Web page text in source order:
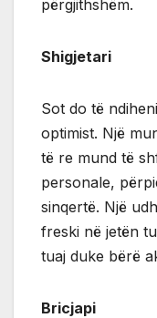
përgjithshëm.
Shigjetari
Sot do të
optimist. Një
të re mund të
personale,
sinqertë. Një
freski në jetën
tuaj duke bërë
Bricjapi